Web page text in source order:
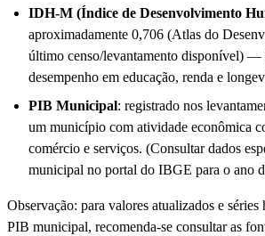
IDH-M (Índice de Desenvolvimento
aproximadamente 0,706 (Atlas do
último censo/levantamento disponível) —
desempenho em educação, renda e
PIB Municipal: registrado nos
um município com atividade econômica
comércio e serviços. (Consultar dados
municipal no portal do IBGE para o ano
Observação: para valores atualizados e
PIB municipal, recomenda-se consultar as